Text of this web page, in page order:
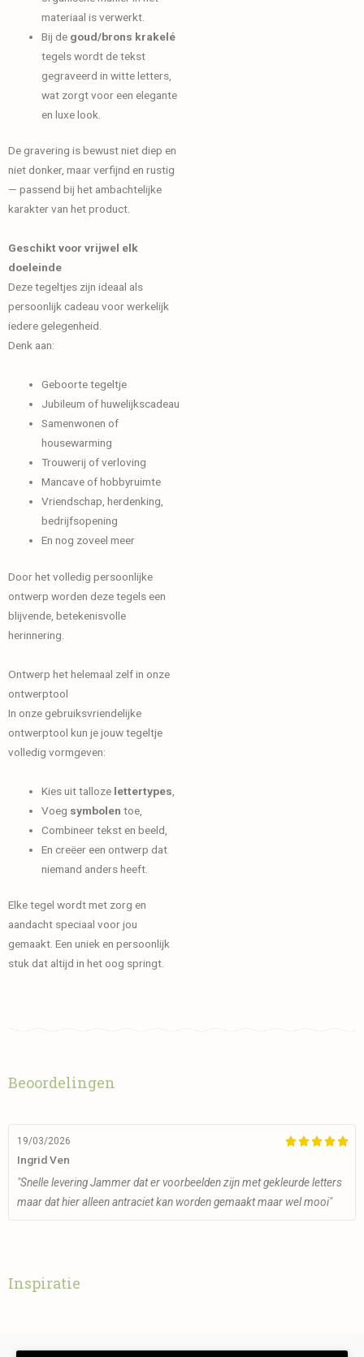
materiaal is verwerkt.
Bij de goud/brons krakelé
tegels wordt de tekst
gegraveerd in witte letters,
wat zorgt voor een elegante
en luxe look.
De gravering is bewust niet diep en
niet donker, maar verfijnd en rustig
— passend bij het ambachtelijke
karakter van het product.
Geschikt voor vrijwel elk
doeleinde
Deze tegeltjes zijn ideaal als
persoonlijk cadeau voor werkelijk
iedere gelegenheid.
Denk aan:
Geboorte tegeltje
Jubileum of huwelijkscadeau
Samenwonen of
housewarming
Trouwerij of verloving
Mancave of hobbyruimte
Vriendschap, herdenking,
bedrijfsopening
En nog zoveel meer
Door het volledig persoonlijke
ontwerp worden deze tegels een
blijvende, betekenisvolle
herinnering.
Ontwerp het helemaal zelf in onze
ontwerptool
In onze gebruiksvriendelijke
ontwerptool kun je jouw tegeltje
volledig vormgeven:
Kies uit talloze lettertypes
Voeg symbolen toe,
Combineer tekst en beeld,
En creëer een ontwerp dat
niemand anders heeft.
Elke tegel wordt met zorg en
aandacht speciaal voor jou
gemaakt. Een uniek en persoonlijk
stuk dat altijd in het oog springt.
Beoordelingen

19/03/2026
Ingrid Ven
"Snelle levering Jammer dat er voorbeelden zijn met gekleurde letters
maar dat hier alleen antraciet kan worden gemaakt maar wel mooi"
Inspiratie